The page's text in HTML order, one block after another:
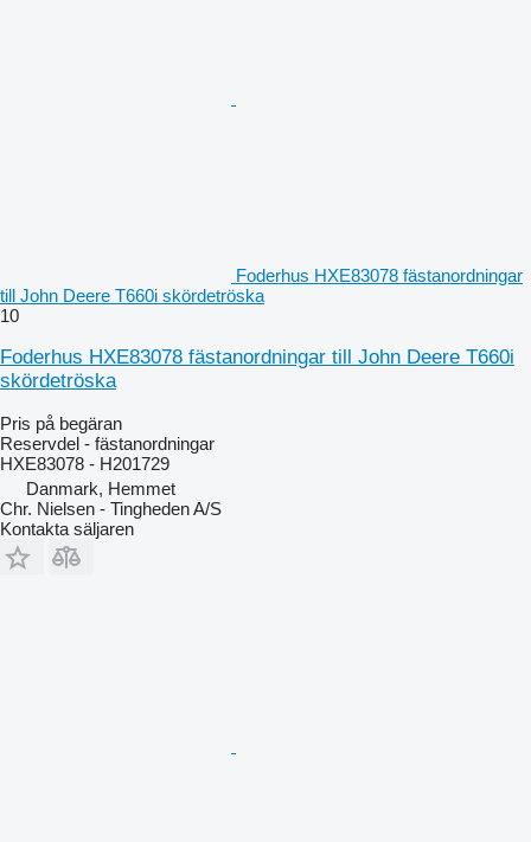
Foderhus HXE83078 fästanordningar
till John Deere T660i skördetröska
10
Foderhus HXE83078 fästanordningar till John Deere T660i
skördetröska
Pris på begäran
Reservdel - fästanordningar
HXE83078 - H201729
Danmark, Hemmet
Chr. Nielsen - Tingheden A/S
Kontakta säljaren